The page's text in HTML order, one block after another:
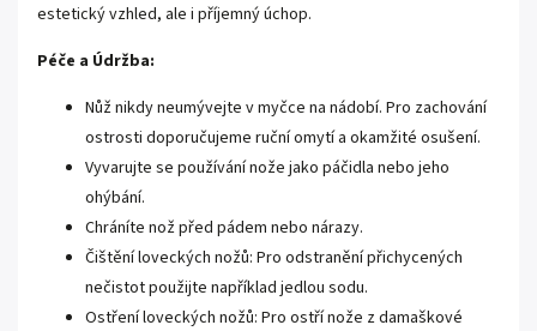
estetický vzhled, ale i příjemný úchop.
Péče a Údržba:
Nůž nikdy neumývejte v myčce na nádobí. Pro zachování
ostrosti doporučujeme ruční omytí a okamžité osušení.
Vyvarujte se používání nože jako páčidla nebo jeho
ohýbání.
Chráníte nož před pádem nebo nárazy.
Čištění loveckých nožů: Pro odstranění přichycených
nečistot použijte například jedlou sodu.
Ostření loveckých nožů: Pro ostří nože z damaškové